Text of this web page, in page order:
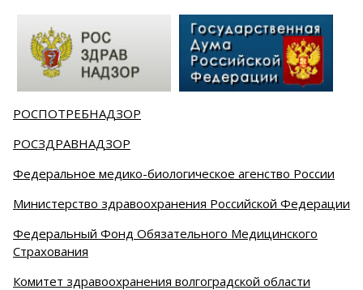
РОСПОТРЕБНАДЗОР
РОСЗДРАВНАДЗОР
Федеральное медико-биологическое агенство России
Министерство здравоохранения Российской Федерации
Федеральный Фонд Обязательного Медицинского
Страхования
Комитет здравоохранения волгоградской области